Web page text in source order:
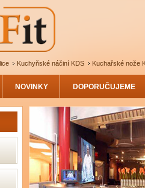
Kuchyňské náčiní KDS Kuchařské nože
NOVINKY DOPORUČUJEME